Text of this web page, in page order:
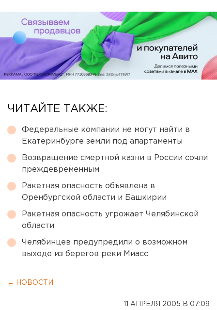
ЧИТАЙТЕ ТАКЖЕ:
Федеральные компании не могут найти в
Екатеринбурге земли под апартаменты
Возвращение смертной казни в России сочли
преждевременным
Ракетная опасность объявлена в
Оренбургской области и Башкирии
Ракетная опасность угрожает Челябинской
области
Челябинцев предупредили о возможном
выходе из берегов реки Миасс
← НОВОСТИ
11 АПРЕЛЯ 2005 В 07:09